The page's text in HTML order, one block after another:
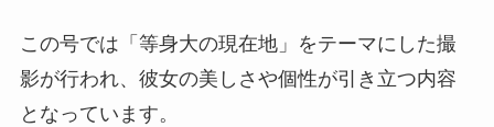
この号では「等身大の現在地」をテーマにした撮
影が行われ、彼女の美しさや個性が引き立つ内容
となっています。